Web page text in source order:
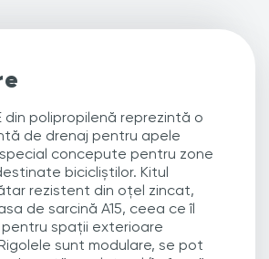
din polipropilenă reprezintă o
de drenaj pentru apele
concepute pentru zone
bicicliștilor. Kitul
rezistent din oțel zincat,
de sarcină A15, ceea ce îl
spații exterioare
sunt modulare, se pot